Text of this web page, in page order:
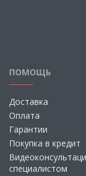
ПОМОЩЬ
Доставка
Оплата
Гарантии
Покупка в кредит
специалистом